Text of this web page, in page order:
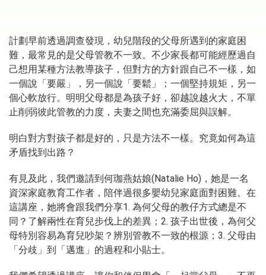
計劃早前透過調查發現，幼兒階段的父母所遇到的家庭困
難，最常見的是父母管教不一致。不少家長都可能經歷過自
己想用某種方法教導孩子，但對方的方針跟自己不一樣，如
一個說「要嚴」，另一個說「要鬆」；一個堅持規矩，另一
個心軟放行。明明父母都是為孩子好，卻越說越火大，不單
止削弱彼此管教的力度，夫妻之間也充滿委屈與誤解。
明白對方對孩子都是好的，只是方法不一樣。究竟如何為這
矛盾找到出路？
有見及此，我們邀請到何珈燕姑娘(Natalie Ho)，她是一名
資深家庭教育工作者，陪伴過很多嬰幼兒家庭面對困難。在
這講座，她將會跟我們分享1. 為何父母的教仔方式總是不
同？了解兩性在育兒步伐上的差異；2. 孩子出世後，為何父
母特別容易為育兒吵架？辨別管教不一致的根源；3. 父母由
「分歧」到「邁進」的過程和小貼士。